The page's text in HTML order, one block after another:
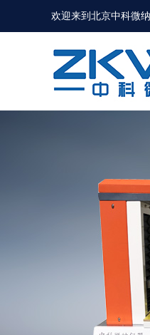
欢迎来到北京中科微